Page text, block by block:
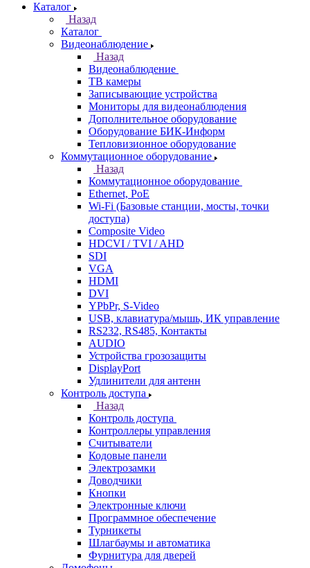
Каталог
Назад
Каталог
Видеонаблюдение
Назад
Видеонаблюдение
ТВ камеры
Записывающие устройства
Мониторы для видеонаблюдения
Дополнительное оборудование
Оборудование БИК-Информ
Тепловизионное оборудование
Коммутационное оборудование
Назад
Коммутационное оборудование
Ethernet, PoE
Wi-Fi (Базовые станции, мосты, точки
доступа)
Composite Video
HDCVI / TVI / AHD
SDI
VGA
HDMI
DVI
YPbPr, S-Video
USB, клавиатура/мышь, ИК управление
RS232, RS485, Контакты
AUDIO
Устройства грозозащиты
DisplayPort
Удлинители для антенн
Контроль доступа
Назад
Контроль доступа
Контроллеры управления
Считыватели
Кодовые панели
Электрозамки
Доводчики
Кнопки
Электронные ключи
Программное обеспечение
Турникеты
Шлагбаумы и автоматика
Фурнитура для дверей